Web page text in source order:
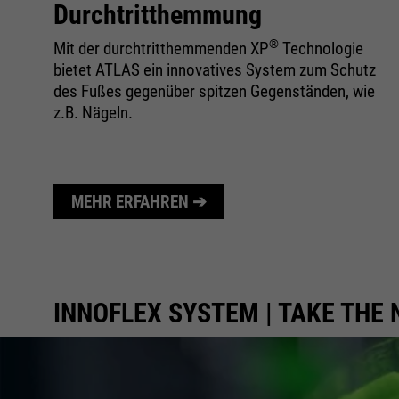
Durchtritthemmung
Mit der durchtritthemmenden XP® Technologie
bietet ATLAS ein innovatives System zum Schutz
des Fußes gegenüber spitzen Gegenständen, wie
z.B. Nägeln.
MEHR ERFAHREN ➔
INNOFLEX SYSTEM | TAKE THE